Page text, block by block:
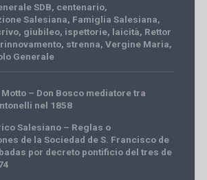
SDB, centenario,
Salesiana, Famiglia Salesiana,
, giubileo, ispettorie, laicità, Rettor
rinnovamento, strenna, Vergine Maria,
Generale
– Don Bosco mediatore tra
nel 1858
Salesiano – Reglas o
de la Sociedad de S. Francisco de
por decreto pontificio del tres de